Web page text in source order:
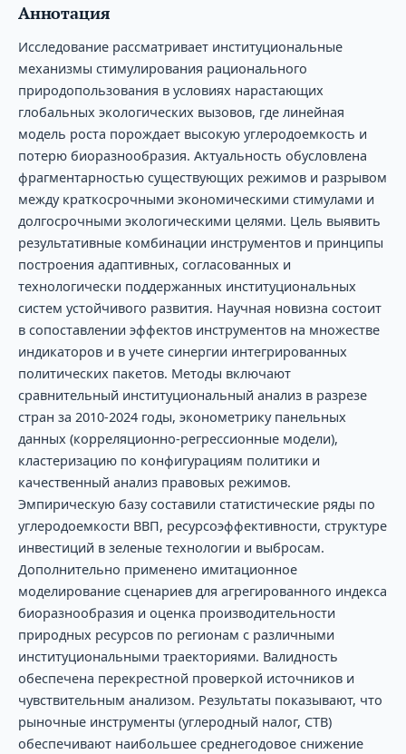
Аннотация
Исследование рассматривает институциональные
механизмы стимулирования рационального
природопользования в условиях нарастающих
глобальных экологических вызовов, где линейная
модель роста порождает высокую углеродоемкость и
потерю биоразнообразия. Актуальность обусловлена
фрагментарностью существующих режимов и разрывом
между краткосрочными экономическими стимулами и
долгосрочными экологическими целями. Цель выявить
результативные комбинации инструментов и принципы
построения адаптивных, согласованных и
технологически поддержанных институциональных
систем устойчивого развития. Научная новизна состоит
в сопоставлении эффектов инструментов на множестве
индикаторов и в учете синергии интегрированных
политических пакетов. Методы включают
сравнительный институциональный анализ в разрезе
стран за 2010-2024 годы, эконометрику панельных
данных (корреляционно-регрессионные модели),
кластеризацию по конфигурациям политики и
качественный анализ правовых режимов.
Эмпирическую базу составили статистические ряды по
углеродоемкости ВВП, ресурсоэффективности, структуре
инвестиций в зеленые технологии и выбросам.
Дополнительно применено имитационное
моделирование сценариев для агрегированного индекса
биоразнообразия и оценка производительности
природных ресурсов по регионам с различными
институциональными траекториями. Валидность
обеспечена перекрестной проверкой источников и
чувствительным анализом. Результаты показывают, что
рыночные инструменты (углеродный налог, СТВ)
обеспечивают наибольшее среднегодовое снижение